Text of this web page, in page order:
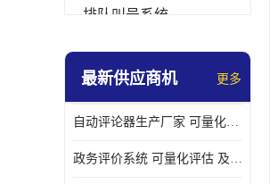
排队叫号系统
拼接屏
壁挂广告机
液晶广告机
最新供应商机 更多
自动评论器生产厂家 可量化评估 适用于多种应用场景
政务评价系统 可量化评估 及时提供反馈